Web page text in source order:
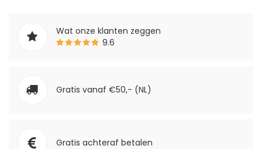
Wat onze klanten zeggen
9.6
Gratis vanaf €50,- (NL)
Gratis achteraf betalen